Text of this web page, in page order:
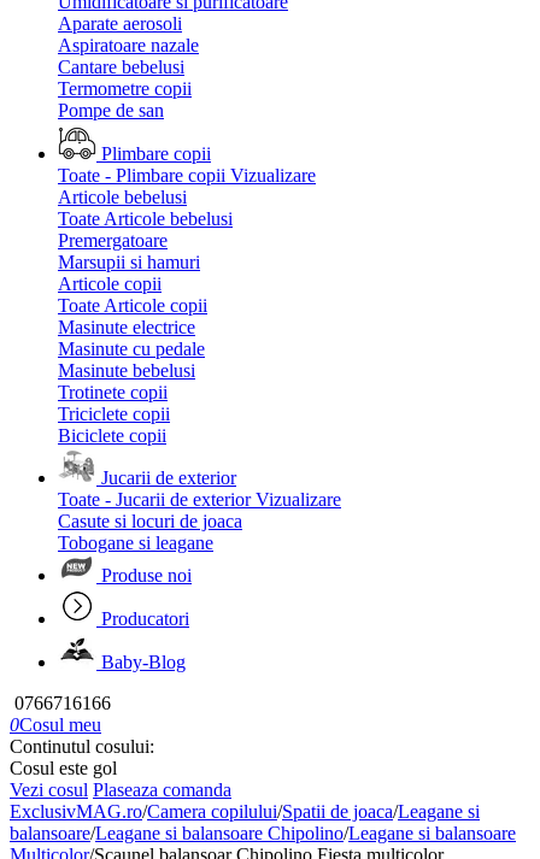
Aparate aerosoli
Aspiratoare nazale
Cantare bebelusi
Termometre copii
Pompe de san
Plimbare copii
Toate - Plimbare copii Vizualizare
Articole bebelusi
Toate Articole bebelusi
Premergatoare
Marsupii si hamuri
Articole copii
Toate Articole copii
Masinute electrice
Masinute cu pedale
Masinute bebelusi
Trotinete copii
Triciclete copii
Biciclete copii
Jucarii de exterior
Toate - Jucarii de exterior Vizualizare
Casute si locuri de joaca
Tobogane si leagane
Produse noi
Producatori
Baby-Blog
0766716166
0Cosul meu
Continutul cosului:
Cosul este gol
Vezi cosul Plaseaza comanda
ExclusivMAG.ro/Camera copilului/Spatii de joaca/Leagane si
balansoare/Leagane si balansoare Chipolino/Leagane si balansoare
Multicolor/Scaunel balansoar Chipolino Fiesta multicolor